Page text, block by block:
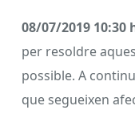
08/07/2019 10:30
per resoldre
possible. A
que segueixen